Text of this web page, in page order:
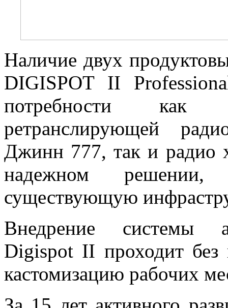
Наличие двух
DIGISPOT II
потребности как
ретранслирующей
Джинн 777, так и радио
надежном
существующую
Внедрение системы
Digispot II проходит без
кастомизацию рабочих